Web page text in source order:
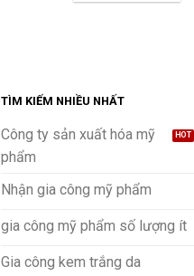
TÌM KIẾM NHIỀU NHẤT
Công ty sản xuất hóa mỹ
phẩm
Nhận gia công mỹ phẩm
gia công mỹ phẩm số lượng ít
Gia công kem trắng da